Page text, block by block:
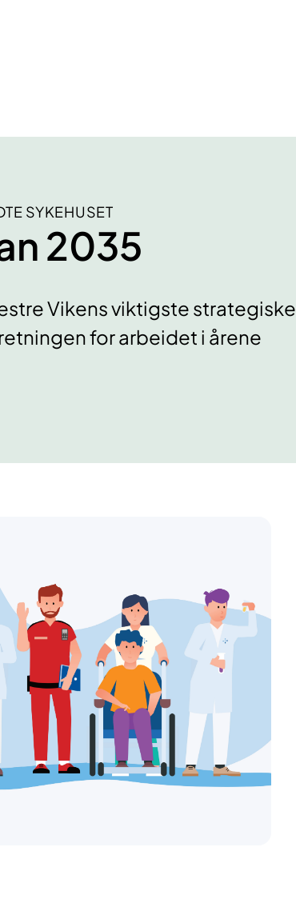
SYKEHUSET
2035
Vikens viktigste strategiske
for arbeidet i årene